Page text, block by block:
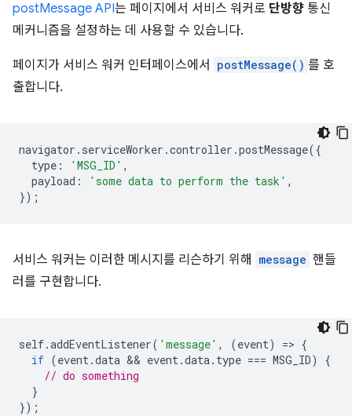
postMessage API는 페이지에서 서비스 워커로 단방향 통신
메커니즘을 설정하는 데 사용할 수 있습니다.
페이지가 서비스 워커 인터페이스에서 postMessage() 를 호
출합니다.
navigator . serviceWorker .controller .postMessage({
type : 'MSG_ID' ,
payload : 'some data to perform the task' ,
});
서비스 워커는 이러한 메시지를 리슨하기 위해 message 핸들
러를 구현합니다.
self.addEventListener( 'message' , (event) => {
if (event.data && event.data. type === MSG_ID)
{
// do something
}
});